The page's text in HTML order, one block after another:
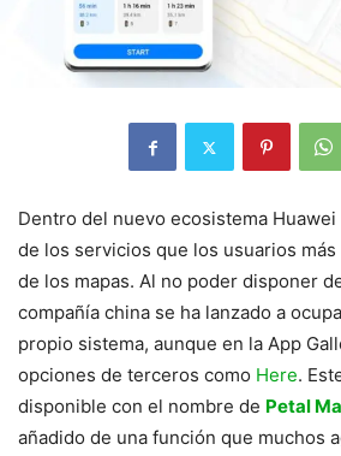
Dentro del nuevo ecosistema
de los servicios que los usuarios
de los mapas. Al no poder disponer
compañía china se ha lanzado a
propio sistema, aunque en la App
opciones de terceros como Here.
disponible con el nombre de Petal
añadido de una función que muchos